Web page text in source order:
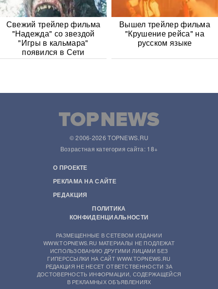
Свежий трейлер фильма
"Надежда" со звездой
"Игры в кальмара"
появился в Сети
Вышел трейлер фильма
"Крушение рейса" на
русском языке
© 2006-2026 TOPNEWS.RU
Возрастная категория сайта: 18+
О ПРОЕКТЕ
РЕКЛАМА НА САЙТЕ
РЕДАКЦИЯ
ПОЛИТИКА
КОНФИДЕНЦИАЛЬНОСТИ
РАЗМЕЩЕННЫЕ В СЕТЕВОМ ИЗДАНИИ
WWW.TOPNEWS.RU МАТЕРИАЛЫ НЕ ПОДЛЕЖАТ
ИСПОЛЬЗОВАНИЮ ДРУГИМИ ЛИЦАМИ БЕЗ
ГИПЕРССЫЛКИ НА САЙТ WWW.TOPNEWS.RU
РЕДАКЦИЯ НЕ НЕСЕТ ОТВЕТСТВЕННОСТИ ЗА
ДОСТОВЕРНОСТЬ ИНФОРМАЦИИ, СОДЕРЖАЩЕЙСЯ
В РЕКЛАМНЫХ ОБЪЯВЛЕНИЯХ